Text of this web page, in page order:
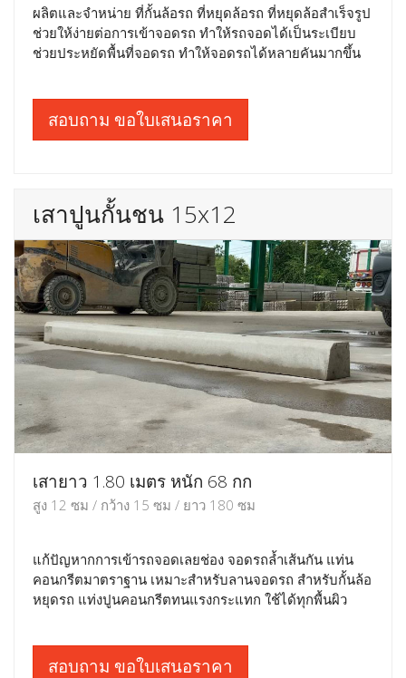
ผลิตและจำหน่าย ที่กั้นล้อรถ ที่หยุดล้อรถ ที่หยุดล้อสำเร็จรูป
ช่วยให้ง่ายต่อการเข้าจอดรถ ทำให้รถจอดได้เป็นระเบียบ
ช่วยประหยัดพื้นที่จอดรถ ทำให้จอดรถได้หลายคันมากขึ้น
สอบถาม ขอใบเสนอราคา
เสาปูนกั้นชน 15x12
เสายาว 1.80 เมตร หนัก 68 กก
สูง 12 ซม / กว้าง 15 ซม / ยาว 180 ซม
แก้ปัญหากการเข้ารถจอดเลยช่อง จอดรถล้ำเส้นกัน แท่น
คอนกรีตมาตราฐาน เหมาะสำหรับลานจอดรถ สำหรับกั้นล้อ
หยุดรถ แท่งปูนคอนกรีตทนแรงกระแทก ใช้ได้ทุกพื้นผิว
สอบถาม ขอใบเสนอราคา